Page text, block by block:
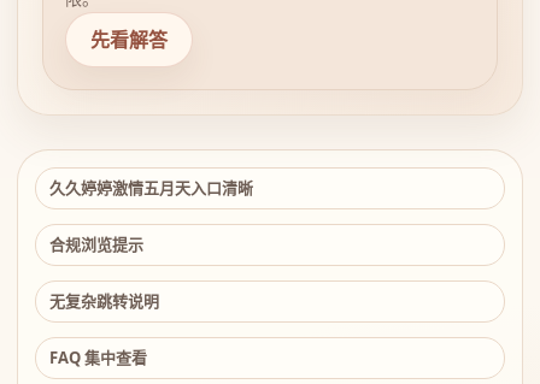
先看解答
久久婷婷激情五月天入口清晰
合规浏览提示
无复杂跳转说明
FAQ 集中查看